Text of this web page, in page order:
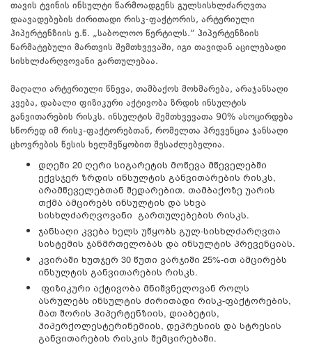
თავის ტვინის ინსულტი წარმოადგენს გულსისხლძარღვთა
დაავადებების ძირითადი რისკ-ფაქტორის, არტერიული
ჰიპერტენზიის ე.წ. „საბოლოო წერტილს.“ ჰიპერტენზიის
წარმატებული მართვის შემთხვევაში, იგი თავიდან აცილებადი
სისხლძარღვოვანი გართულებაა.
მაღალი არტერიული წნევა, თამბაქოს მოხმარება, არაჯანსაღი
კვება, დაბალი ფიზიკური აქტივობა ზრდის ინსულტის
განვითარების რისკს. ინსულტის შემთხვევათა 90% ასოცირდება
სწორედ იმ რისკ-ფაქტორებთან, რომელთა პრევენცია ჯანსაღი
ცხოვრების წესის ხელშეწყობით შესაძლებელია.
დღეში 20 ღერი სიგარეტის მოწევა მწეველებში
ექვსჯერ ზრდის ინსულტის განვითარების რისკს,
არამწეველებთან შედარებით. თამბაქოზე უარის
თქმა ამცირებს ინსულტის და სხვა
სისხლძარღვოვანი გართულებების რისკს.
ჯანსაღი კვება ხელს უწყობს გულ-სისხლძარღვთა
სისტემის ჯანმრთელობას და ინსულტის პრევენციას.
კვირაში ხუთჯერ 30 წუთი ვარჯიში 25%-ით ამცირებს
ინსულტის განვითარების რისკს.
ფიზიკური აქტივობა მნიშვნელოვან როლს
ასრულებს ინსულტის ძირითადი რისკ-ფაქტორების,
მათ შორის ჰიპერტენზიის, დიაბეტის,
ჰიპერქოლესტერინემიის, დეპრესიის და სტრესის
განვითარების რისკის შემცირებაში.